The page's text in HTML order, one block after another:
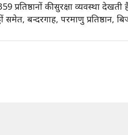
की सुरक्षा व्यवस्था देखती
बन्दरगाह, परमाणु